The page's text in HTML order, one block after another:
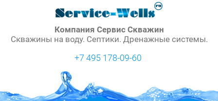
Компания Сервис Скважин
Скважины на воду. Септики. Дренажные системы.
+7 495 178-09-60